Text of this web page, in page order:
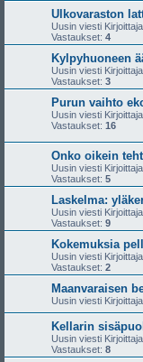
Ulkovaraston
Uusin viesti Kirjoittaja
Vastaukset: 4
Kylpyhuoneen
Uusin viesti Kirjoittaja
Vastaukset: 3
Purun vaihto
Uusin viesti Kirjoittaja
Vastaukset: 16
Onko oikein
Uusin viesti Kirjoittaja
Vastaukset: 5
Laskelma:
Uusin viesti Kirjoittaja
Vastaukset: 9
Kokemuksia
Uusin viesti Kirjoittaja
Vastaukset: 2
Maanvaraisen
Uusin viesti Kirjoittaja
Kellarin
Uusin viesti Kirjoittaja
Vastaukset: 8